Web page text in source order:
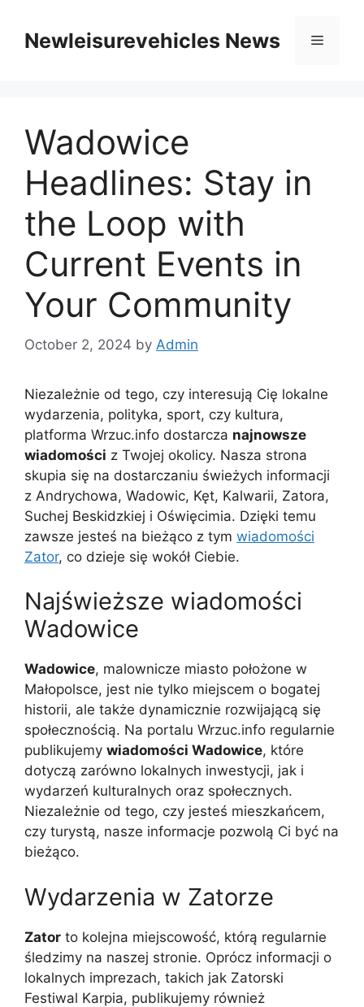
contentNewleisurevehicles News Menu
Wadowice
Headlines: Stay in
the Loop with
Current Events in
Your Community
October 2, 2024 by Admin
Niezależnie od tego, czy interesują Cię lokalne
wydarzenia, polityka, sport, czy kultura,
platforma Wrzuc.info dostarcza najnowsze
wiadomości z Twojej okolicy. Nasza strona
skupia się na dostarczaniu świeżych informacji
z Andrychowa, Wadowic, Kęt, Kalwarii, Zatora,
Suchej Beskidzkiej i Oświęcimia. Dzięki temu
zawsze jesteś na bieżąco z tym wiadomości
Zator, co dzieje się wokół Ciebie.
Najświeższe wiadomości
Wadowice
Wadowice, malownicze miasto położone w
Małopolsce, jest nie tylko miejscem o bogatej
historii, ale także dynamicznie rozwijającą się
społecznością. Na portalu Wrzuc.info regularnie
publikujemy wiadomości Wadowice, które
dotyczą zarówno lokalnych inwestycji, jak i
wydarzeń kulturalnych oraz społecznych.
Niezależnie od tego, czy jesteś mieszkańcem,
czy turystą, nasze informacje pozwolą Ci być na
bieżąco.
Wydarzenia w Zatorze
Zator to kolejna miejscowość, którą regularnie
śledzimy na naszej stronie. Oprócz informacji o
lokalnych imprezach, takich jak Zatorski
Festiwal Karpia, publikujemy również